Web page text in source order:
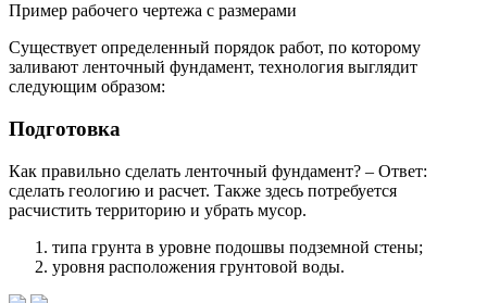
Пример рабочего чертежа с размерами
Существует определенный порядок работ, по которому
заливают ленточный фундамент, технология выглядит
следующим образом:
Подготовка
Как правильно сделать ленточный фундамент? – Ответ:
сделать геологию и расчет. Также здесь потребуется
расчистить территорию и убрать мусор.
типа грунта в уровне подошвы подземной стены;
уровня расположения грунтовой воды.